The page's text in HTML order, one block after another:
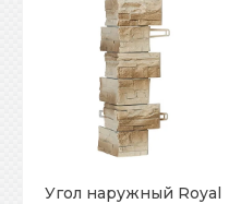
Угол наружный Royal